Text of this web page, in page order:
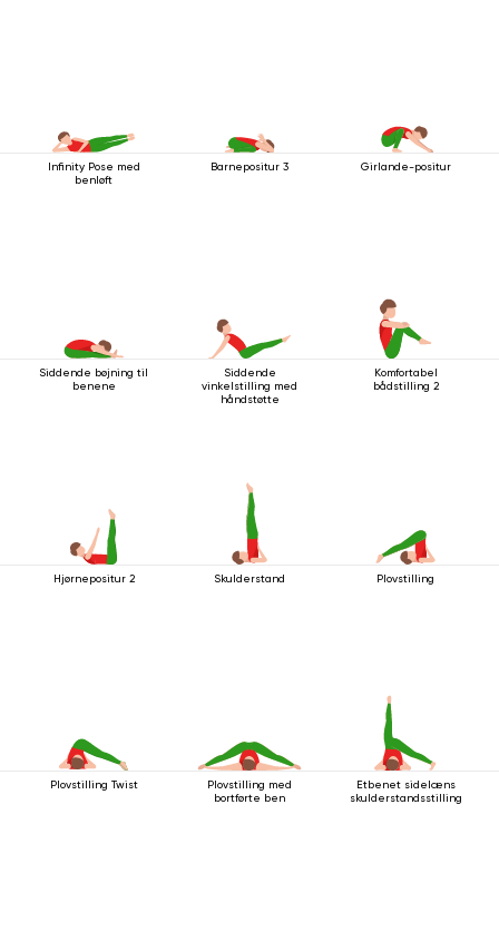
Infinity Pose med
benløft
Barnepositur 3 Girlande-positur
Siddende bøjning til
benene
Siddende
vinkelstilling med
håndstøtte
Komfortabel
bådstilling 2
Hjørnepositur 2 Skulderstand Plovstilling
Plovstilling Twist
Plovstilling med
bortførte ben
Etbenet sidelæns
skulderstandsstilling